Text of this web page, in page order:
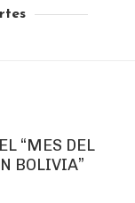
“MES DEL
BOLIVIA”